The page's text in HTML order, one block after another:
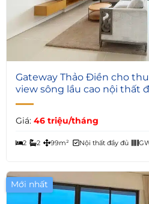
4
Gateway Thảo Điền cho
view sông lầu cao nội thất
Giá: 46 triệu/tháng
2 2 99m² Nội thất đầy đủ
Mới nhất